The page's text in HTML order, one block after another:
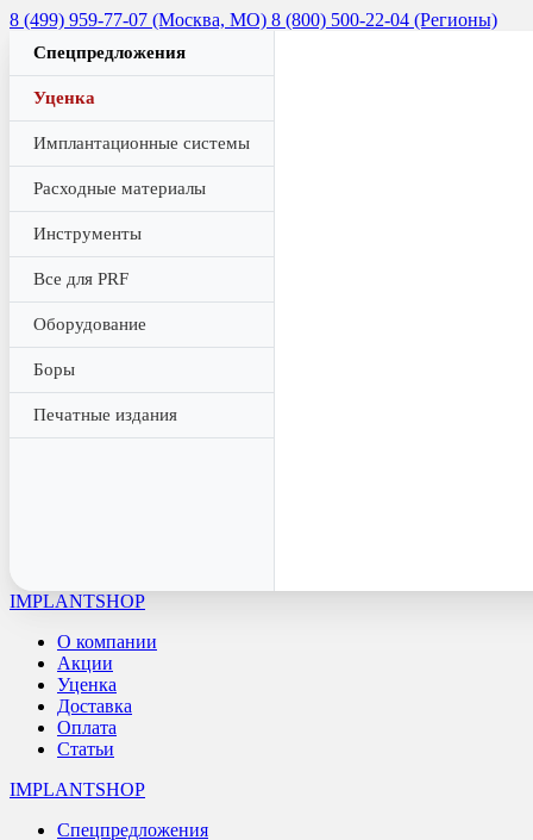
8 (499) 959-77-07 (Москва, МО) 8 (800) 500-22-04 (Регионы)
Спецпредложения
Уценка
Имплантационные системы
Расходные материалы
Инструменты
Все для PRF
Оборудование
Боры
Печатные издания
IMPLANTSHOP
О компании
Акции
Уценка
Доставка
Оплата
Статьи
IMPLANTSHOP
Спецпредложения